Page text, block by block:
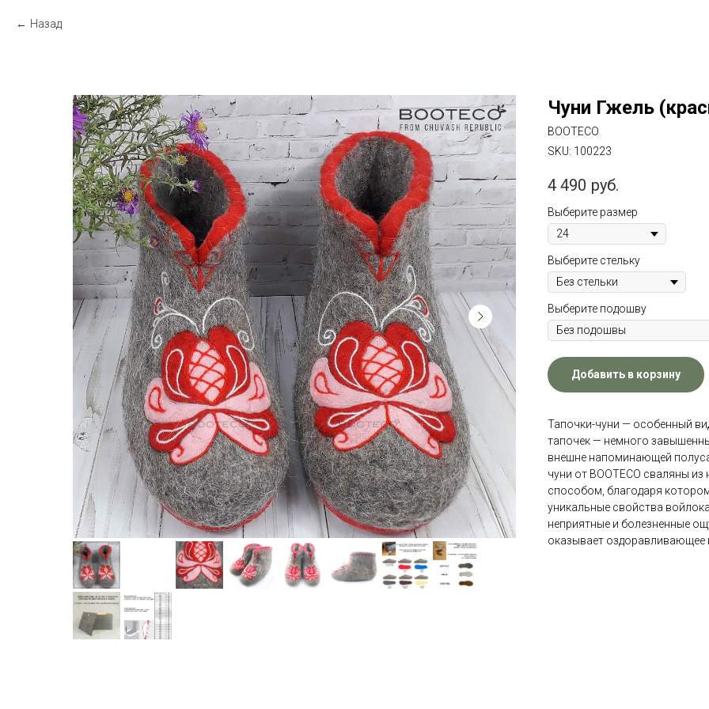
Назад
Чуни Гжель
BOOTECO
SKU: 100223
4 490 руб.
Выберите размер
Выберите стельку
Выберите подошву
Добавить в корзину
Тапочки-чуни — особенный
тапочек — немного
внешне напоминающей
чуни от BOOTECO сваляны
способом, благодаря
уникальные свойства
неприятные и болезненные
оказывает оздоравливающее